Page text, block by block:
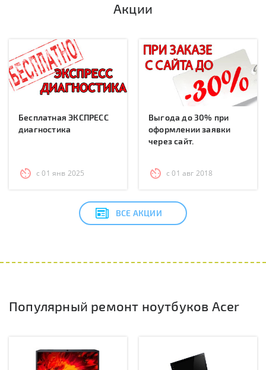
Акции
Бесплатная ЭКСПРЕСС
диагностика
с 01 янв 2025
Выгода до 30% при
оформлении заявки
через сайт.
с 01 авг 2018
ВСЕ АКЦИИ
Популярный ремонт ноутбуков Acer